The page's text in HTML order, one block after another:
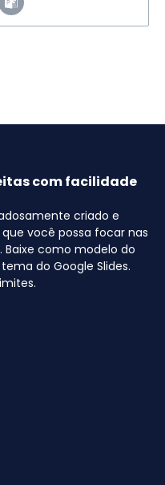
com facilidade
criado e
você possa focar nas
como modelo do
do Google Slides.